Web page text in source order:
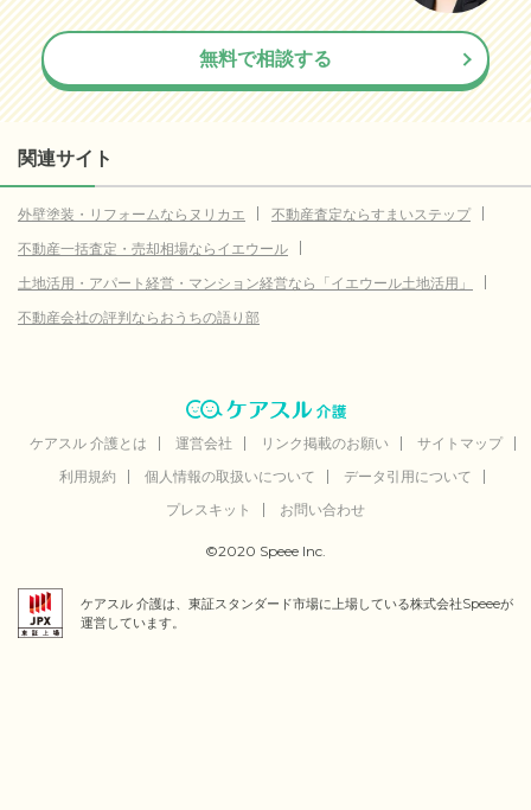
無料で相談する
関連サイト
外壁塗装・リフォームならヌリカエ
不動産査定ならすまいステップ
不動産一括査定・売却相場ならイエウール
土地活用・アパート経営・マンション経営なら「イエウール土地活用」
不動産会社の評判ならおうちの語り部
ケアスル 介護とは 運営会社 リンク掲載のお願い
サイトマップ
利用規約
個人情報の取扱いについて
データ引用について
プレスキット
お問い合わせ
©2020 Speee Inc.
ケアスル 介護は、東証スタンダード市場に上場している株式会社Speeeが
運営しています。